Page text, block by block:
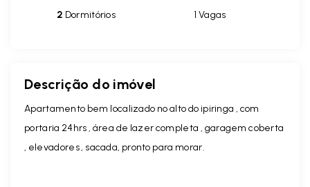
2 Dormitórios 1 Vagas
Descrição do imóvel
Apartamento bem localizado no alto do ipiringa , com
portaria 24hrs , área de lazer completa , garagem coberta
, elevadores , sacada, pronto para morar.